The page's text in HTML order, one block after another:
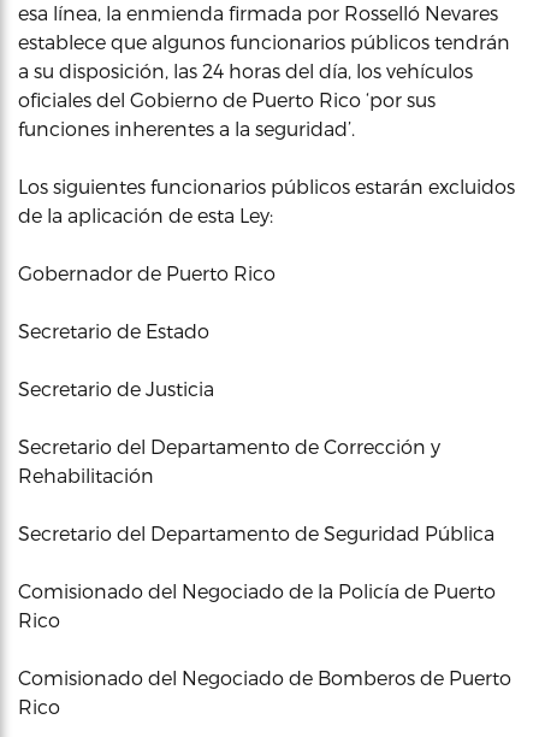
esa línea, la enmienda firmada por Rosselló Nevares
establece que algunos funcionarios públicos tendrán
a su disposición, las 24 horas del día, los vehículos
oficiales del Gobierno de Puerto Rico ‘por sus
funciones inherentes a la seguridad’.
Los siguientes funcionarios públicos estarán excluidos
de la aplicación de esta Ley:
Gobernador de Puerto Rico
Secretario de Estado
Secretario de Justicia
Secretario del Departamento de Corrección y
Rehabilitación
Secretario del Departamento de Seguridad Pública
Comisionado del Negociado de la Policía de Puerto
Rico
Comisionado del Negociado de Bomberos de Puerto
Rico